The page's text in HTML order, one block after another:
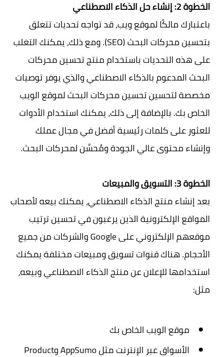
الخطوة 2: إنشاء حل الذكاء الاصطناعي
باعتبارك مالكًا لموقع ويب، قد تواجه تحديات تتعلق
بتحسين محركات البحث (SEO). ومع ذلك، يمكنك التغلب
على هذه التحديات باستخدام منتج تحسين محركات
البحث المدعوم بالذكاء الاصطناعي والذي يوفر توصيات
مخصصة لتحسين تحسين محركات البحث لموقع الويب
الخاص بك. بالإضافة إلى ذلك، يمكنك استخدام الأدوات
للعثور على كلمات رئيسية أفضل في مجال عملك
وإنشاء محتوى عالي الجودة ومُحسَّن لمحركات البحث.
الخطوة 3: التسويق والمبيعات
بعد إنشاء منتج الذكاء الاصطناعي، يمكنك بيعه لأصحاب
المواقع الإلكترونية الذين يرغبون في تحسين ترتيب
موقعهم الإلكتروني على Google والشركات من جميع
الأحجام. هناك قنوات تسويق ومبيعات مختلفة يمكنك
استخدامها للإعلان عن منتج الذكاء الاصطناعي وبيعه،
مثل:
موقع الويب الخاص بك
الأسواق عبر الإنترنت مثل AppSumo وProduct